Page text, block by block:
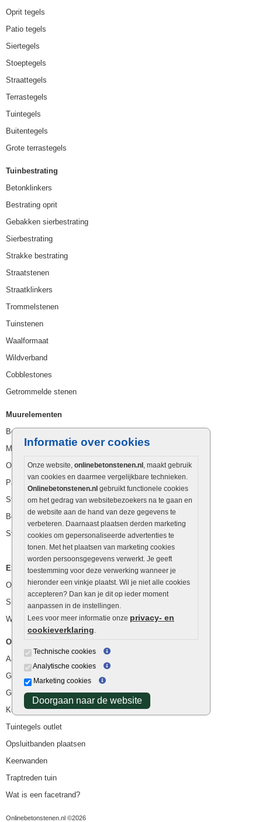
Informatie over cookies
Onze website, onlinebetonstenen.nl , maakt gebruik
van cookies en daarmee vergelijkbare technieken.
Onlinebetonstenen.nl gebruikt functionele cookies
om het gedrag van websitebezoekers na te gaan en
de website aan de hand van deze gegevens te
verbeteren. Daarnaast plaatsen derden marketing
cookies om gepersonaliseerde advertenties te
tonen. Met het plaatsen van marketing cookies
worden persoonsgegevens verwerkt. Je geeft
toestemming voor deze verwerking wanneer je
hieronder een vinkje plaatst. Wil je niet alle cookies
accepteren? Dan kan je dit op ieder moment
aanpassen in de instellingen.
Lees voor meer informatie onze privacy- en
cookieverklaring
Technische cookies
Analytische cookies
Marketing cookies
Doorgaan naar de website
Oprit tegels
Patio tegels
Siertegels
Stoeptegels
Straattegels
Terrastegels
Tuintegels
Buitentegels
Grote terrastegels
Tuinbestrating
Betonklinkers
Bestrating oprit
Gebakken sierbestrating
Sierbestrating
Strakke bestrating
Straatstenen
Straatklinkers
Trommelstenen
Tuinstenen
Waalformaat
Wildverband
Cobblestones
Getrommelde stenen
Muurelementen
Betonbielzen
Muurstenen
Opsluitbanden
Palissaden
Stapelblokken
Betonblokken
Stapelstenen
Extra benodigdheden
Ophoogzand
Siergrind en siersplit
Waterafvoer
Overig
Aanbiedingen
Goedkope bestrating
Goedkope tuintegels
Kunstgras
Tuintegels outlet
Opsluitbanden plaatsen
Keerwanden
Traptreden tuin
Wat is een facetrand?
Onlinebetonstenen.nl ©2026